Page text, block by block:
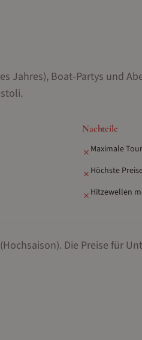
Jahres), Boat-Partys und
.
Nachteile
✗ Maximale
✗ Höchste
✗ Hitzewellen
Die Preise für